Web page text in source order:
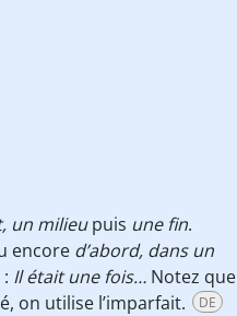
un milieupuis une fin.
encore d’abord, dans un
Il était une fois… Notez que
on utilise l’imparfait.
DE